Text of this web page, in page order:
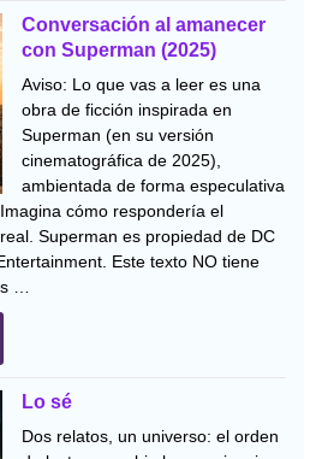
Conversación al amanecer
con Superman (2025)
Aviso: Lo que vas a leer es una
obra de ficción inspirada en
Superman (en su versión
cinematográfica de 2025),
ambientada de forma especulativa
cómo respondería el
Superman es propiedad de DC
Este texto NO tiene
…
Lo sé
Dos relatos, un universo: el orden